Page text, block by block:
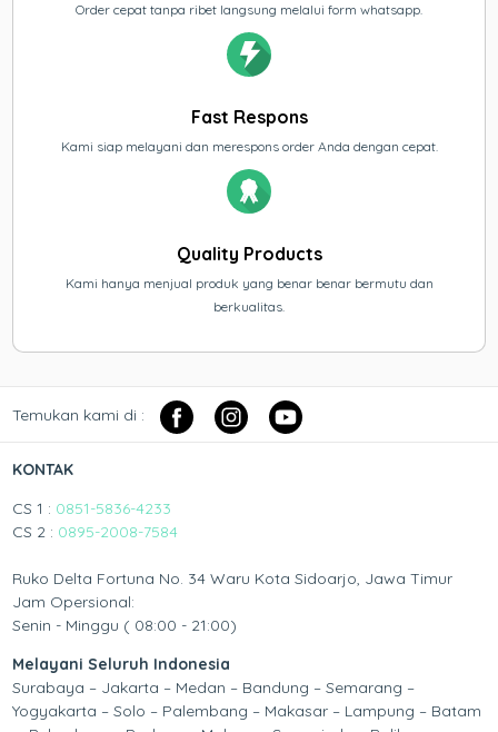
Order cepat tanpa ribet langsung melalui form whatsapp.
Fast Respons
Kami siap melayani dan merespons order Anda dengan cepat.
Quality Products
Kami hanya menjual produk yang benar benar bermutu dan
berkualitas.
Temukan kami di :
KONTAK
CS 1 : 0851-5836-4233
CS 2 : 0895-2008-7584
Ruko Delta Fortuna No. 34 Waru Kota Sidoarjo, Jawa Timur
Jam Opersional:
Senin - Minggu ( 08:00 - 21:00)
Melayani Seluruh Indonesia
Surabaya – Jakarta – Medan – Bandung – Semarang –
Yogyakarta – Solo – Palembang – Makasar – Lampung – Batam